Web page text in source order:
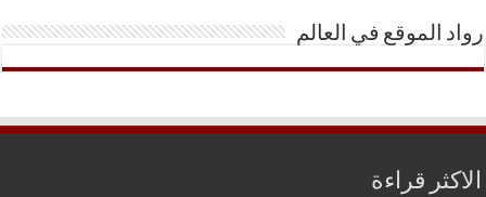
رواد الموقع في العالم
الاكثر قراءة